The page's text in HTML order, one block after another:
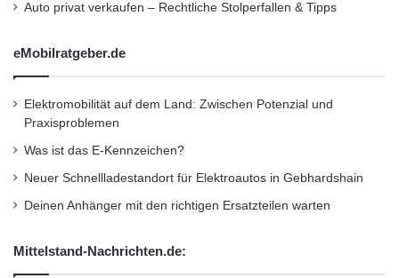
Auto privat verkaufen – Rechtliche Stolperfallen & Tipps
eMobilratgeber.de
Elektromobilität auf dem Land: Zwischen Potenzial und
Praxisproblemen
Was ist das E-Kennzeichen?
Neuer Schnellladestandort für Elektroautos in Gebhardshain
Deinen Anhänger mit den richtigen Ersatzteilen warten
Mittelstand-Nachrichten.de: